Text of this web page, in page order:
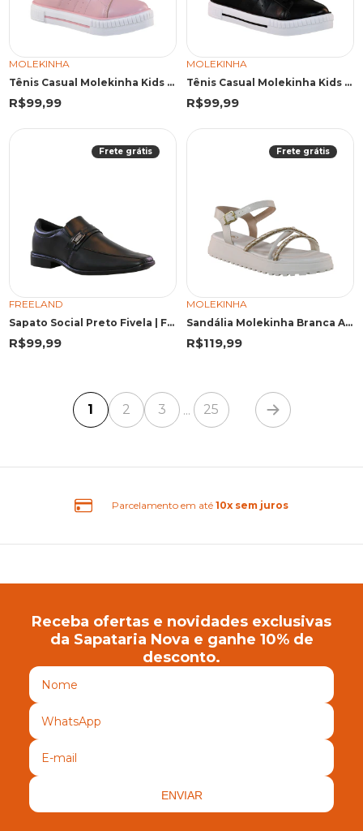
MOLEKINHA
Tênis Casual Molekinha Kids Rosa Tags
R$99,99
MOLEKINHA
Tênis Casual Molekinha Kids Preto Tags
R$99,99
Frete grátis
FREELAND
Sapato Social Preto Fivela | Freeland
R$99,99
Frete grátis
MOLEKINHA
Sandália Molekinha Branca Acabamento Trançado
R$119,99
1 2 3 ... 25
Frete Grátis
Receba ofertas e novidades exclusivas
da Sapataria Nova e ganhe 10% de
desconto.
ENVIAR